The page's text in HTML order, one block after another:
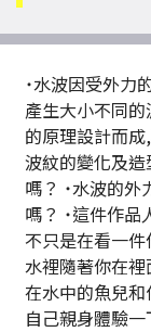
˙水波因受外力
產生大小不同
的原理設計而
波紋的變化及
嗎？ ˙水波的外
嗎？ ˙這件作品
不只是在看一
水裡隨著你在
在水中的魚兒
自己親身體驗